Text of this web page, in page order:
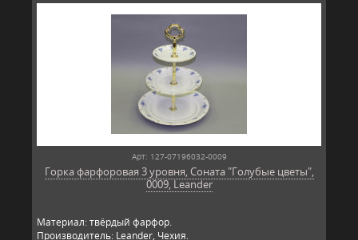
Арт: 127-07196032-0009
Горка фарфоровая 3 уровня, Соната "Голубые цветы",
0009, Leander
Материал: твёрдый фарфор.
Производитель: Leander, Чехия.